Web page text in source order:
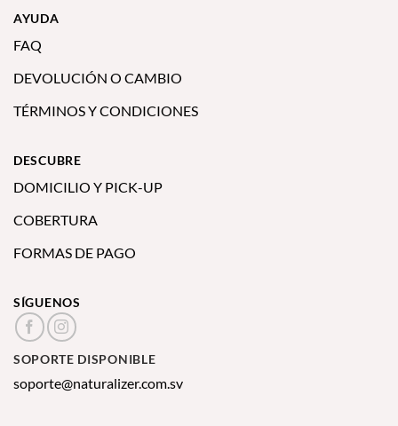
AYUDA
FAQ
DEVOLUCIÓN O CAMBIO
TÉRMINOS Y CONDICIONES
DESCUBRE
DOMICILIO Y PICK-UP
COBERTURA
FORMAS DE PAGO
SÍGUENOS
SOPORTE DISPONIBLE
soporte@naturalizer.com.sv